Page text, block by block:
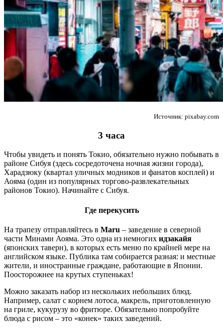
Источник: pixabay.com
3 часа
Чтобы увидеть и понять Токио, обязательно нужно побывать в
районе Сибуя (здесь сосредоточена ночная жизни города),
Харадзюку (квартал уличных модников и фанатов косплей) и
Аояма (один из популярных торгово-развлекательных
районов Токио). Начинайте с Сибуя.
Где перекусить
На трапезу отправляйтесь в Maru – заведение в северной
части Минами Аояма. Это одна из немногих идзакайя
(японских таверн), в которых есть меню по крайней мере на
английском языке. Публика там собирается разная: и местные
жители, и иностранные граждане, работающие в Японии.
Поосторожнее на крутых ступеньках!
Можно заказать набор из нескольких небольших блюд.
Например, салат с корнем лотоса, макрель, приготовленную
на гриле, кукурузу во фритюре. Обязательно попробуйте
блюда с рисом – это «конек» таких заведений.